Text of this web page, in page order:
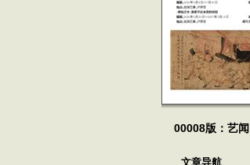
00008版：艺闻
文章导航